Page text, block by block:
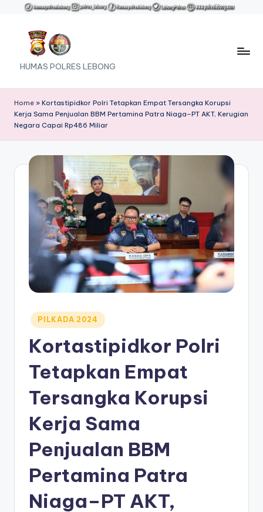
content
HUMAS POLRES LEBONG
Home » Kortastipidkor Polri Tetapkan Empat Tersangka Korupsi
Kerja Sama Penjualan BBM Pertamina Patra Niaga–PT AKT, Kerugian
Negara Capai Rp486 Miliar
Posted
in
PILKADA 2024
Kortastipidkor Polri
Tetapkan Empat
Tersangka Korupsi
Kerja Sama
Penjualan BBM
Pertamina Patra
Niaga–PT AKT,